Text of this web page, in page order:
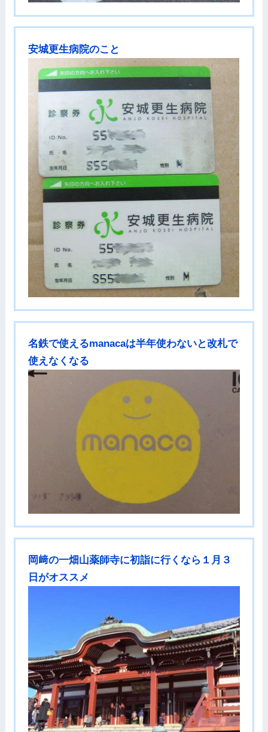
安城更生病院のこと
名鉄で使えるmanacaは半年使わないと改札で
使えなくなる
岡﨑の一畑山薬師寺に初詣に行くなら１月３
日がオススメ